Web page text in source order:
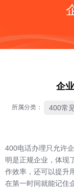
全国400电
400号码呼叫中心
同等价格，号码更
企
所属分类： 400常
400电话办理只允许
明是正规企业，体现
作效率，还可以提升
在第一时间就能记住